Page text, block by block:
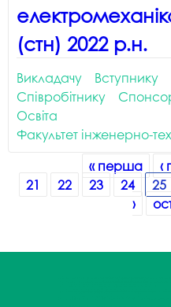
(стн) 2022 р.н.
Викладачу Вступнику
Співробітнику
Освіта
Факультет інженерно-
« перша ‹
21
22 23 24 25
›